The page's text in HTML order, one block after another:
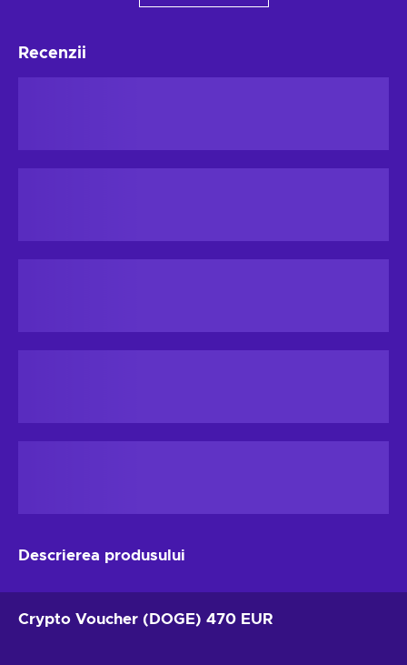
Recenzii
Descrierea produsului
Crypto Voucher (DOGE) 470 EUR